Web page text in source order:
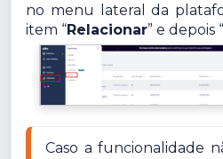
no menu lateral da
item “Relacionar” e depois “
Caso a funcionalidade